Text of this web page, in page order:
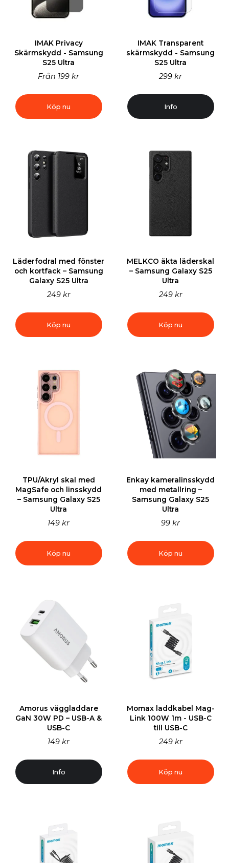
IMAK Privacy
Skärmskydd - Samsung
S25 Ultra
Från 199 kr
Köp nu
IMAK Transparent
skärmskydd - Samsung
S25 Ultra
299 kr
Info
Läderfodral med fönster
och kortfack – Samsung
Galaxy S25 Ultra
249 kr
Köp nu
MELKCO äkta läderskal
– Samsung Galaxy S25
Ultra
249 kr
Köp nu
TPU/Akryl skal med
MagSafe och linsskydd
– Samsung Galaxy S25
Ultra
149 kr
Köp nu
Enkay kameralinsskydd
med metallring –
Samsung Galaxy S25
Ultra
99 kr
Köp nu
Amorus väggladdare
GaN 30W PD – USB-A &
USB-C
149 kr
Info
Momax laddkabel Mag-
Link 100W 1m - USB-C
till USB-C
249 kr
Köp nu